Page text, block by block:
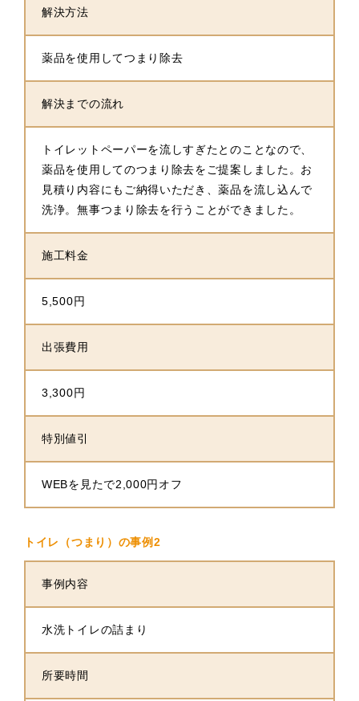
解決方法
薬品を使用してつまり除去
解決までの流れ
トイレットペーパーを流しすぎたとのことなので、
薬品を使用してのつまり除去をご提案しました。お
見積り内容にもご納得いただき、薬品を流し込んで
洗浄。無事つまり除去を行うことができました。
施工料金
5,500円
出張費用
3,300円
特別値引
WEBを見たで2,000円オフ
トイレ（つまり）の事例2
事例内容
水洗トイレの詰まり
所要時間